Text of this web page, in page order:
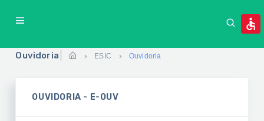
Ouvidoria ESIC Ouvidoria
OUVIDORIA - E-OUV